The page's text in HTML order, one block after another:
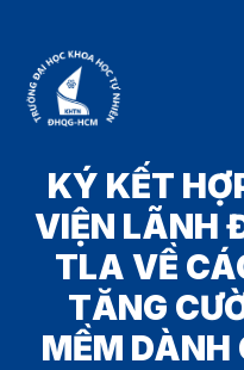
KÝ KẾT
VIỆN LÃNH
TLA VỀ
TĂNG
MỀM DÀNH